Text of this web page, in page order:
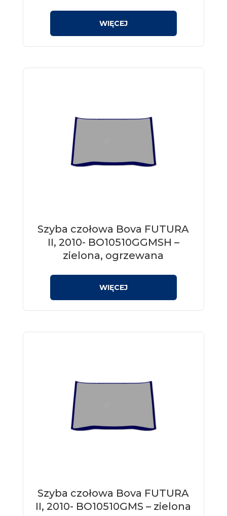
Szyba czołowa Bova FUTURA
II, 2010- BO10510GGMSH –
zielona, ogrzewana
Szyba czołowa Bova FUTURA
II, 2010- BO10510GMS – zielona